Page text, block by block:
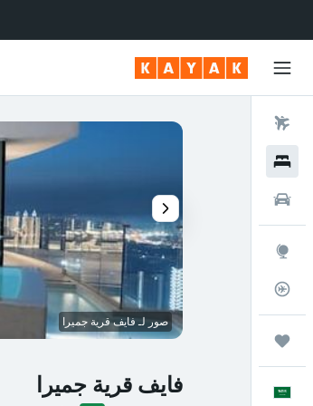
متعقب رحلة الطيران
فايف قرية جميرا
صور لـ فايف قرية جميرا